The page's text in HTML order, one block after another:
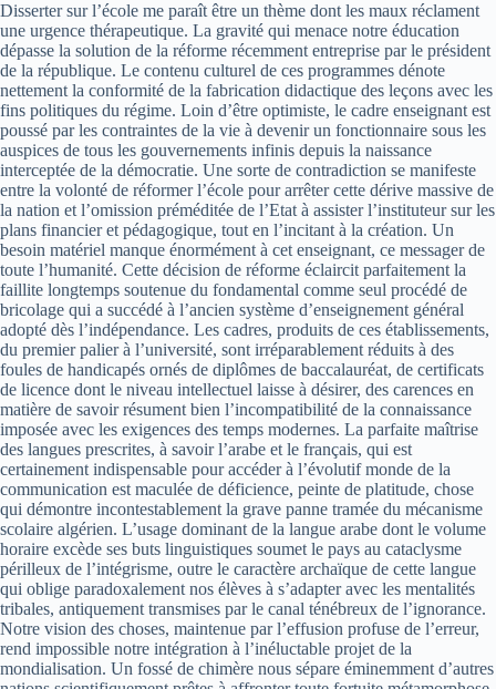
Disserter sur l’école me paraît être un thème dont les maux réclament
une urgence thérapeutique. La gravité qui menace notre éducation
dépasse la solution de la réforme récemment entreprise par le président
de la république. Le contenu culturel de ces programmes dénote
nettement la conformité de la fabrication didactique des leçons avec les
fins politiques du régime. Loin d’être optimiste, le cadre enseignant est
poussé par les contraintes de la vie à devenir un fonctionnaire sous les
auspices de tous les gouvernements infinis depuis la naissance
interceptée de la démocratie. Une sorte de contradiction se manifeste
entre la volonté de réformer l’école pour arrêter cette dérive massive de
la nation et l’omission préméditée de l’Etat à assister l’instituteur sur les
plans financier et pédagogique, tout en l’incitant à la création. Un
besoin matériel manque énormément à cet enseignant, ce messager de
toute l’humanité. Cette décision de réforme éclaircit parfaitement la
faillite longtemps soutenue du fondamental comme seul procédé de
bricolage qui a succédé à l’ancien système d’enseignement général
adopté dès l’indépendance. Les cadres, produits de ces établissements,
du premier palier à l’université, sont irréparablement réduits à des
foules de handicapés ornés de diplômes de baccalauréat, de certificats
de licence dont le niveau intellectuel laisse à désirer, des carences en
matière de savoir résument bien l’incompatibilité de la connaissance
imposée avec les exigences des temps modernes. La parfaite maîtrise
des langues prescrites, à savoir l’arabe et le français, qui est
certainement indispensable pour accéder à l’évolutif monde de la
communication est maculée de déficience, peinte de platitude, chose
qui démontre incontestablement la grave panne tramée du mécanisme
scolaire algérien. L’usage dominant de la langue arabe dont le volume
horaire excède ses buts linguistiques soumet le pays au cataclysme
périlleux de l’intégrisme, outre le caractère archaïque de cette langue
qui oblige paradoxalement nos élèves à s’adapter avec les mentalités
tribales, antiquement transmises par le canal ténébreux de l’ignorance.
Notre vision des choses, maintenue par l’effusion profuse de l’erreur,
rend impossible notre intégration à l’inéluctable projet de la
mondialisation. Un fossé de chimère nous sépare éminemment d’autres